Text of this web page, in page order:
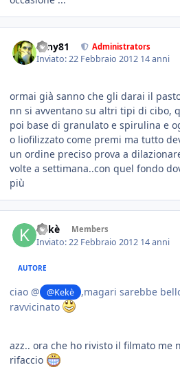
tony81 Administrators
Inviato:22 Febbraio 2012 14 anni
ormai già sanno che gli darai il
nn si avventano su altri tipi di cibo,
poi base di granulato e spirulina e
o liofilizzato come premi ma tutto
un ordine preciso prova a
volte a settimana..con quel fondo
più
Kekè Members
Inviato:22 Febbraio 2012 14 anni
AUTORE
ciao @ @Kekè
,magari sarebbe
ravvicinato
azz.. ora che ho rivisto il filmato me
rifaccio